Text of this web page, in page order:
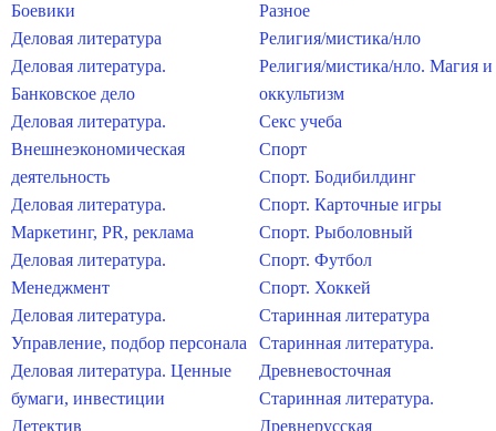
Боевики
Деловая литература
Деловая литература.
Банковское дело
Деловая литература.
Внешнеэкономическая
деятельность
Деловая литература.
Маркетинг, PR, реклама
Деловая литература.
Менеджмент
Деловая литература.
Управление, подбор персонала
Деловая литература. Ценные
бумаги, инвестиции
Детектив
Разное
Религия/мистика/нло
Религия/мистика/нло. Магия и
оккультизм
Секс учеба
Спорт
Спорт. Бодибилдинг
Спорт. Карточные игры
Спорт. Рыболовный
Спорт. Футбол
Спорт. Хоккей
Старинная литература
Старинная литература.
Древневосточная
Старинная литература.
Древнерусская